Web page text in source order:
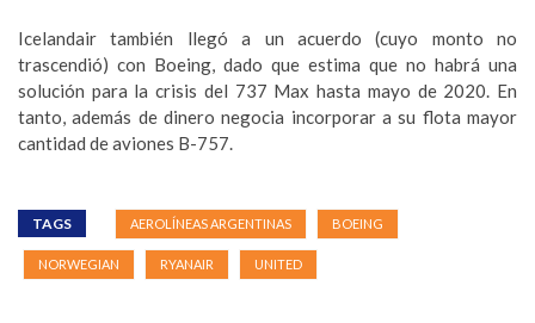
Icelandair también llegó a un acuerdo (cuyo monto no
trascendió) con Boeing, dado que estima que no habrá una
solución para la crisis del 737 Max hasta mayo de 2020. En
tanto, además de dinero negocia incorporar a su flota mayor
cantidad de aviones B-757.
TAGS AEROLÍNEAS ARGENTINAS BOEING
NORWEGIAN RYANAIR UNITED